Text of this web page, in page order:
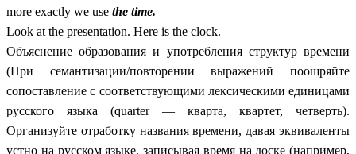
more exactly we use the time.
Look at the presentation. Here is the clock.
Объяснение образования и употребления структур времени
(При семантизации/повторении выражений поощряйте
сопоставление с соответствующими лексическими единицами
русского языка (quarter — кварта, квартет, четверть).
Организуйте отработку названия времени, давая эквиваленты
устно на русском языке, записывая время на доске (например,